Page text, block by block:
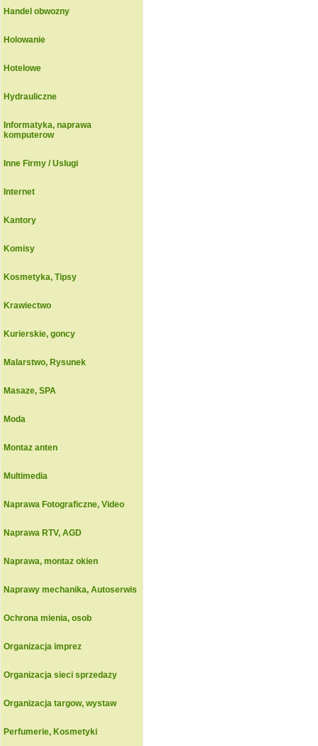
Handel obwozny
Holowanie
Hotelowe
Hydrauliczne
Informatyka, naprawa
komputerow
Inne Firmy / Uslugi
Internet
Kantory
Komisy
Kosmetyka, Tipsy
Krawiectwo
Kurierskie, goncy
Malarstwo, Rysunek
Masaze, SPA
Moda
Montaz anten
Multimedia
Naprawa Fotograficzne, Video
Naprawa RTV, AGD
Naprawa, montaz okien
Naprawy mechanika, Autoserwis
Ochrona mienia, osob
Organizacja imprez
Organizacja sieci sprzedazy
Organizacja targow, wystaw
Perfumerie, Kosmetyki